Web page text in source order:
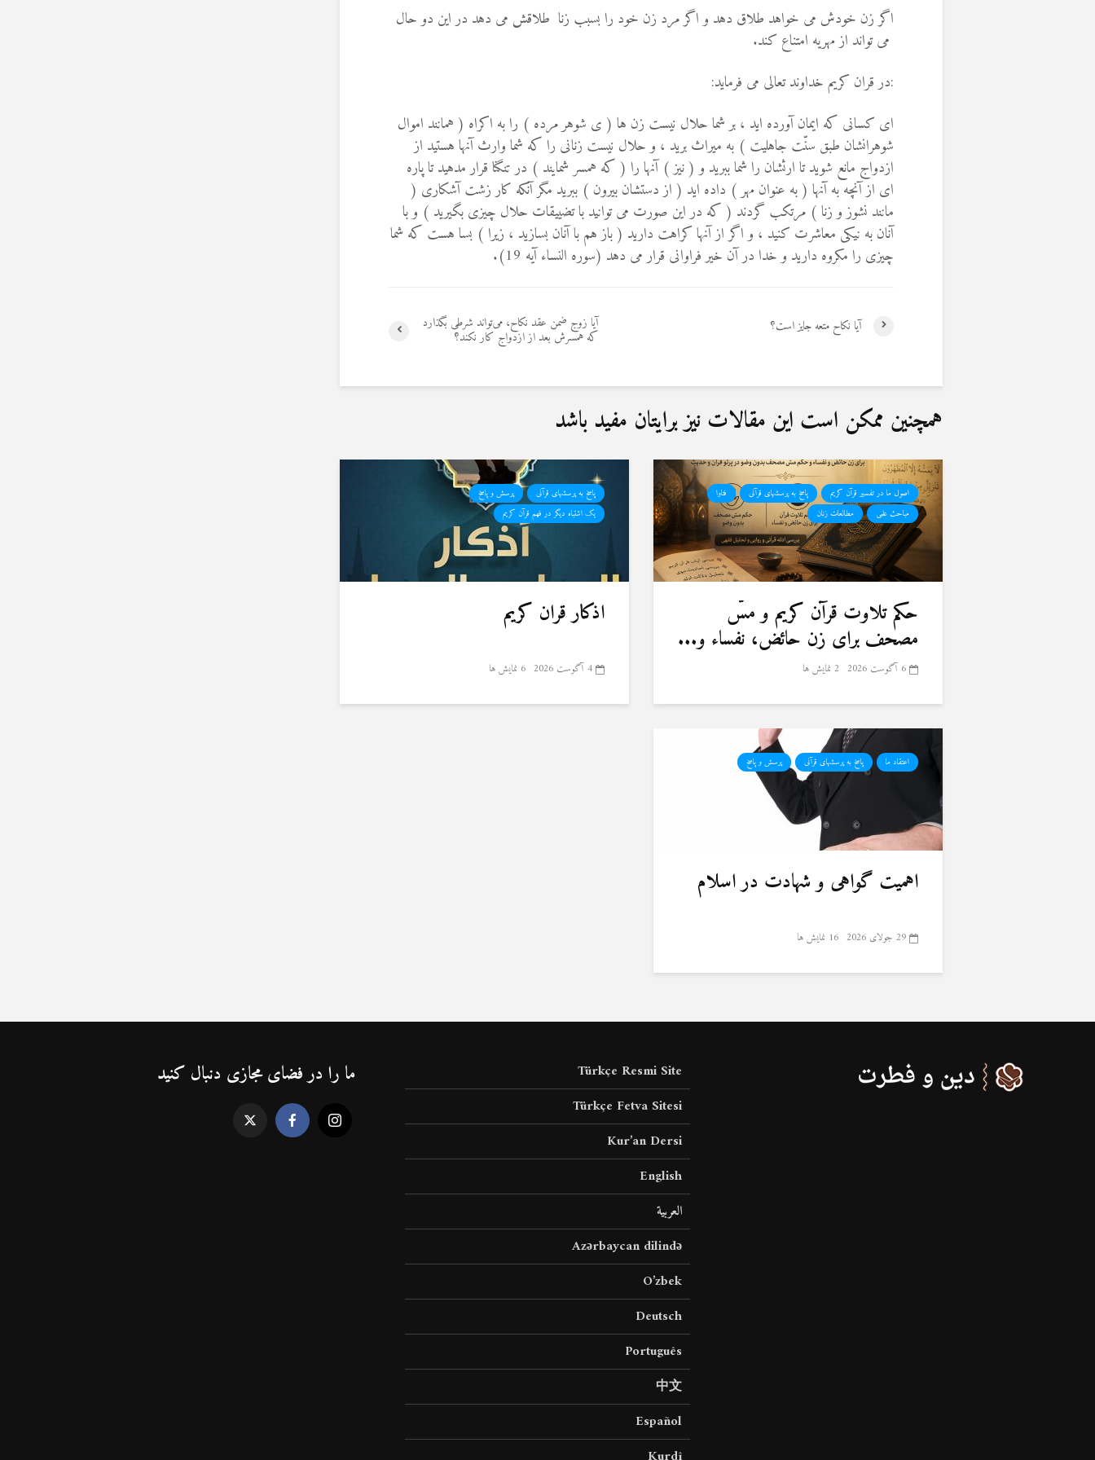
اگر زن خودش می خواهد طلاق دهد و اگر مرد زن خود را بسبب زنا طلاقش می دهد در این دو حال
می تواند از مهریه امتناع کند.
:در قران کریم خداوند تعالی می فرماید:
ای کسانی که ایمان آورده اید ، بر شما حلال نیست زن ها ( ی شوهر مرده ) را به اکراه ( همانند اموال
شوهرانشان طبق سنّت جاهلیت ) به میراث برید ، و حلال نیست زنانی را که شما وارث آنها هستید از
ازدواج مانع شوید تا ارثشان را شما ببرید و ( نیز ) آنها را ( که همسر شمایند ) در تنگنا قرار مدهید تا پاره
ای از آنچه به آنها ( به عنوان مهر ) داده اید ( از دستشان بیرون ) ببرید مگر آنکه کار زشت آشکاری (
مانند نشوز و زنا ) مرتکب گردند ( که در این صورت می توانید با تضییقات حلال چیزی بگیرید ) و با
آنان به نیکی معاشرت کنید ، و اگر از آنها کراهت دارید ( باز هم با آنان بسازید ، زیرا ) بسا هست که شما
چیزی را مکروه دارید و خدا در آن خیر فراوانی قرار می دهد (سوره النساء آیه 19).
آیا زوج ضمن عقد نکاح، می‌تواند شرطى بگذارد
که همسرش بعد از ازدواج کار نکند؟
آیا نکاح متعه جایز است؟
همچنین ممکن است این مقالات نیز برایتان مفید باشد
اصول ما در تفسیر قرآن کریم پاسخ به پرسشهای قرآنی
فتاوا
مباحث علمی
مطالعات زنان
حكم تلاوت قرآن كريم و مسّ
مصحف برای زن حائض، نفساء و...
6 آگوست 2026 2 نمایش ها
پاسخ به پرسشهای قرآنی
پرسش و پاسخ
یک اشتباه دیگر در فهم قرآن کریم
اذکار قران کریم
4 آگوست 2026 6 نمایش ها
اعتقاد ما پاسخ به پرسشهای قرآنی پرسش و پاسخ
اهمیت گواهی و شهادت در اسلام
29 جولای 2026 16 نمایش ها
Türkçe Resmi Site
Türkçe Fetva Sitesi
Kur’an Dersi
English
العربية
Azərbaycan dilində
O’zbek
Deutsch
Português
中文
Español
ما را در فضای مجازی دنبال کنید